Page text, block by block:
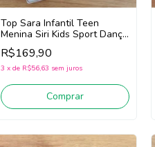
Top Sara Infantil Teen
Menina Siri Kids Sport Dança
44763 (Rosa)
R$169,90
3 x de R$56,63 sem juros
Comprar